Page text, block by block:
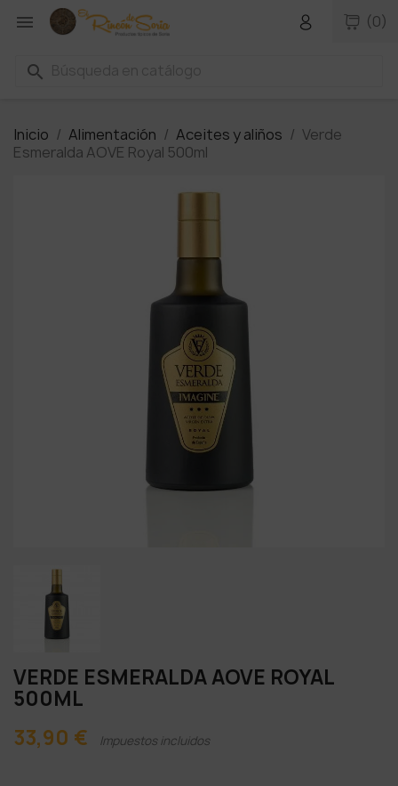
 (0)
search
Inicio Alimentación Aceites y aliños
Verde
Esmeralda AOVE Royal 500ml
VERDE ESMERALDA AOVE ROYAL
500ML
33,90 €
Impuestos incluidos